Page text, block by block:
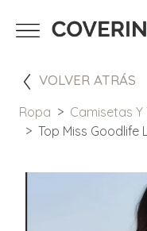
VOLVER ATRÁS
Ropa
Camisetas Y
Top Miss Goodlife